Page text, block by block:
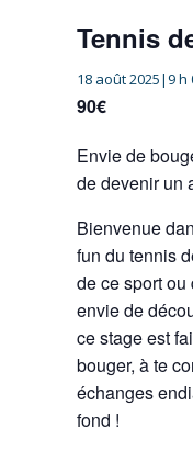
Tennis
18 août 2025|9 h
90€
Envie de
de devenir un
Bienvenue
fun du tennis
de ce sport
envie de
ce stage est
bouger, à te
échanges
fond !